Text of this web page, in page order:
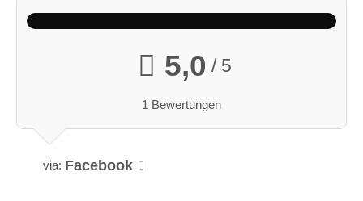
5,0 / 5
1 Bewertungen
via: Facebook